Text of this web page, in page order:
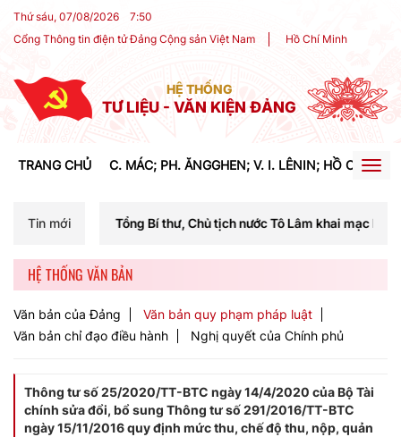
Thứ sáu, 07/08/2026 7:50
Cổng Thông tin điện tử Đảng Cộng sản Việt Nam
Hồ Chí Minh
HỆ THỐNG
TƯ LIỆU - VĂN KIỆN ĐẢNG
TRANG CHỦ C. MÁC; PH. ĂNGGHEN; V. I. LÊNIN; HỒ CHÍ
Tin mới
Tổng Bí thư, Chủ tịch nước Tô Lâm khai mạc Hội nghị Trung ương
HỆ THỐNG VĂN BẢN
Văn bản của Đảng
Văn bản quy phạm pháp luật
Văn bản chỉ đạo điều hành
Nghị quyết của Chính phủ
Thông tư số 25/2020/TT-BTC ngày 14/4/2020 của Bộ Tài
chính sửa đổi, bổ sung Thông tư số 291/2016/TT-BTC
ngày 15/11/2016 quy định mức thu, chế độ thu, nộp, quản